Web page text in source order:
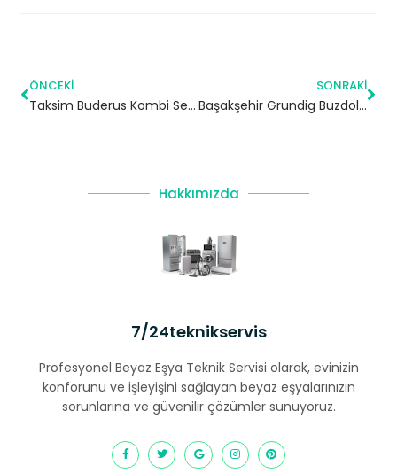
ÖNCEKI
Taksim Buderus Kombi Servisi – Beyoğlu Yetkili Servis
SONRAKI
Başakşehir Grundig Buzdolabı Servisi – 7/24 Teknik Servis
Hakkımızda
7/24teknikservis
Profesyonel Beyaz Eşya Teknik Servisi olarak, evinizin
konforunu ve işleyişini sağlayan beyaz eşyalarınızın
sorunlarına ve güvenilir çözümler sunuyoruz.